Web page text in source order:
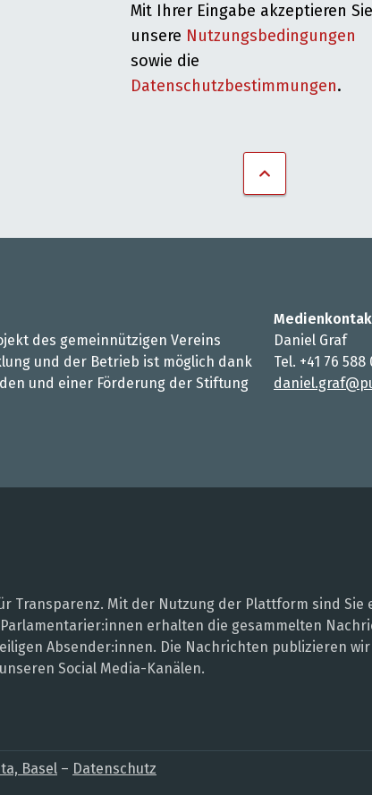
Mit Ihrer Eingabe akzeptieren Sie
unsere Nutzungsbedingungen
sowie die
Datenschutzbestimmungen.
des gemeinnützigen Vereins
und der Betrieb ist möglich dank
und einer Förderung der Stiftung
Daniel Graf
Tel. +41 76 588
Transparenz. Mit der Nutzung der Plattform sind
erhalten die gesammelten
Absender:innen. Die Nachrichten publizieren
Social Media-Kanälen.
Basel – Datenschutz